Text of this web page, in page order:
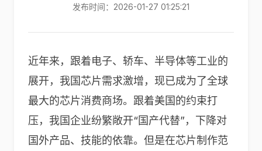
发布时间：2026-01-27 01:25:21
近年来，跟着电子、轿车、半导体等工业的
展开，我国芯片需求激增，现已成为了全球
最大的芯片消费商场。跟着美国的约束打
压，我国企业纷繁敞开“国产代替”，下降对
国外产品、技能的依靠。但是在芯片制作范